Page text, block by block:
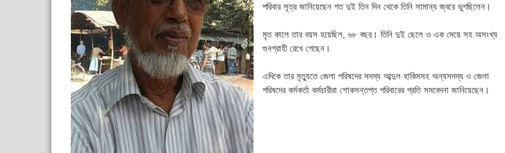
পরিবার সূত্র জানিয়েছেন গত দুই তিন দিন থেকে তিনি সামান্য জ্বরে ভুগছিলেন।
মৃত কালে তার বয়স হয়েছিল, ৬৮ বছর। তিনি দুই ছেলে ও এক মেয়ে সহ অসংখ্য
গুনগ্রাহী রেখে গেছেন।
এদিকে তার মৃত্যুতে জেলা পরিষদের সদস্য আব্দুল হাকিমসহ অন্যসদস্য ও জেলা
পরিষদের কর্মকর্তা কর্মচারীরা শোকসন্তপ্ত পরিবারের প্রতি সমবেদনা জানিয়েছেন।